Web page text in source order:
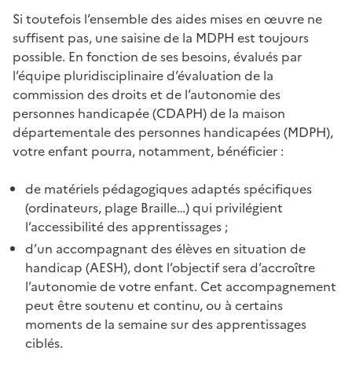
Si toutefois l’ensemble des aides mises en œuvre ne
suffisent pas, une saisine de la MDPH est toujours
possible. En fonction de ses besoins, évalués par
l’équipe pluridisciplinaire d’évaluation de la
commission des droits et de l’autonomie des
personnes handicapée (CDAPH) de la maison
départementale des personnes handicapées (MDPH),
votre enfant pourra, notamment, bénéficier :
de matériels pédagogiques adaptés spécifiques
(ordinateurs, plage Braille…) qui privilégient
l’accessibilité des apprentissages ;
d’un accompagnant des élèves en situation de
handicap (AESH), dont l’objectif sera d’accroître
l’autonomie de votre enfant. Cet accompagnement
peut être soutenu et continu, ou à certains
moments de la semaine sur des apprentissages
ciblés.